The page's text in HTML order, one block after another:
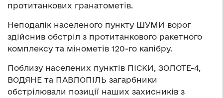
протитанкових гранатометів.
Неподалік населеного пункту ШУМИ ворог
здійснив обстріл з протитанкового ракетного
комплексу та мінометів 120-го калібру.
Поблизу населених пунктів ПІСКИ, ЗОЛОТЕ-4,
ВОДЯНЕ та ПАВЛОПІЛЬ загарбники
обстрілювали позиції наших захисників з